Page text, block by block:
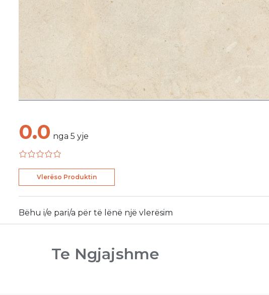
0.0 nga 5 yje
Vlerëso Produktin
Bëhu i/e pari/a për të lënë një vlerësim
Te Ngjajshme